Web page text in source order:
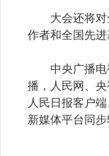
大会还将对
作者和全国先进
中央广播电
播，人民网、
人民日报客户
新媒体平台同步